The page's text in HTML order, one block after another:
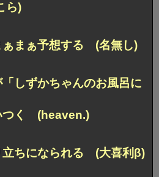
ら)
ぁまぁ予想する (名無し)
しずかちゃんのお風呂に
つく (heaven.)
立ちになられる (大喜利β)